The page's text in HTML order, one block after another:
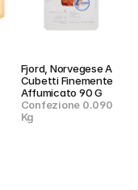
Fjord, Norvegese A
Cubetti Finemente
Affumicato 90 G
Confezione 0.090
Kg